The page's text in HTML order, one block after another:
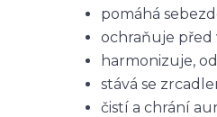
pomáhá
ochraňuje před
harmonizuje,
stává se
čistí a chrání